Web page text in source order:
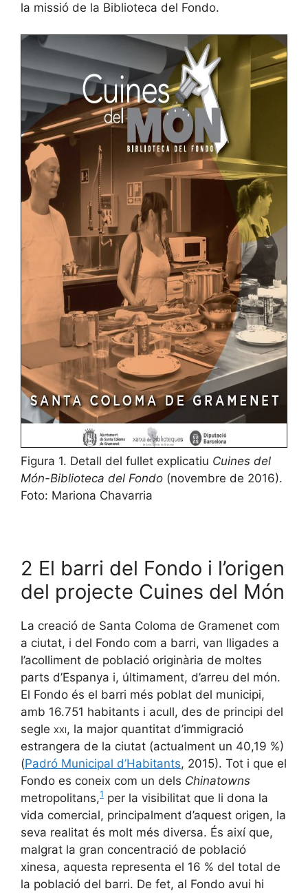
la missió de la Biblioteca del Fondo.
Figura 1. Detall del fullet explicatiu Cuines del
Món-Biblioteca del Fondo (novembre de 2016).
Foto: Mariona Chavarria
2 El barri del Fondo i l’origen
del projecte Cuines del Món
La creació de Santa Coloma de Gramenet com
a ciutat, i del Fondo com a barri, van lligades a
l’acolliment de població originària de moltes
parts d’Espanya i, últimament, d’arreu del món.
El Fondo és el barri més poblat del municipi,
amb 16.751 habitants i acull, des de principi del
segle xxi, la major quantitat d’immigració
estrangera de la ciutat (actualment un 40,19 %)
(Padró Municipal d’Habitants, 2015). Tot i que el
Fondo es coneix com un dels Chinatowns
metropolitans,1 per la visibilitat que li dona la
vida comercial, principalment d’aquest origen, la
seva realitat és molt més diversa. És així que,
malgrat la gran concentració de població
xinesa, aquesta representa el 16 % del total de
la població del barri. De fet, al Fondo avui hi